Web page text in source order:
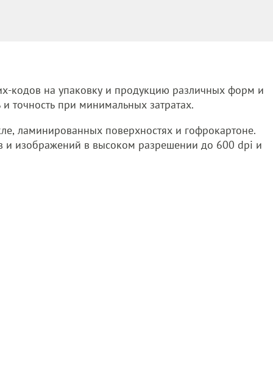
кодов на упаковку и продукцию различных форм и
точность при минимальных затратах.
ламинированных поверхностях и гофрокартоне.
и изображений в высоком разрешении до 600 dpi и